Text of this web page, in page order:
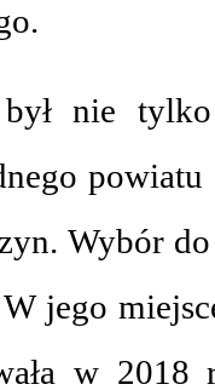
nie
Wybór do
jego
w